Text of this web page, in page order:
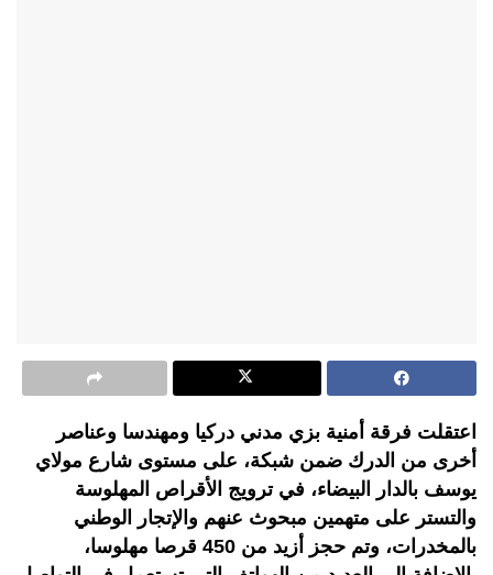
اعتقلت فرقة أمنية بزي مدني دركيا ومهندسا وعناصر
أخرى من الدرك ضمن شبكة، على مستوى شارع مولاي
يوسف بالدار البيضاء، في ترويج الأقراص المهلوسة
والتستر على متهمين مبحوث عنهم والإتجار الوطني
بالمخدرات، وتم حجز أزيد من 450 قرصا مهلوسا،